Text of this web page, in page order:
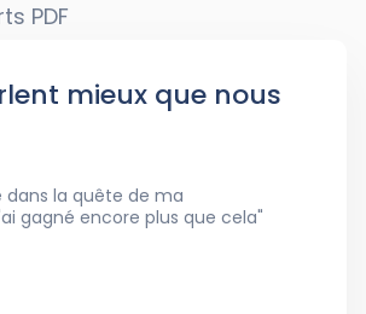
PDF
mieux que nous
dans la quête de ma
gagné encore plus que cela"